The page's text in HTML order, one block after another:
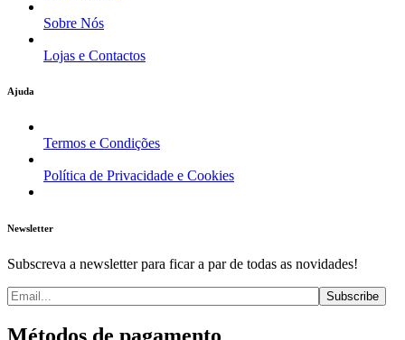
Sobre Nós
Lojas e Contactos
Ajuda
Termos e Condições
Política de Privacidade e Cookies
Newsletter
Subscreva a newsletter para ficar a par de todas as novidades!